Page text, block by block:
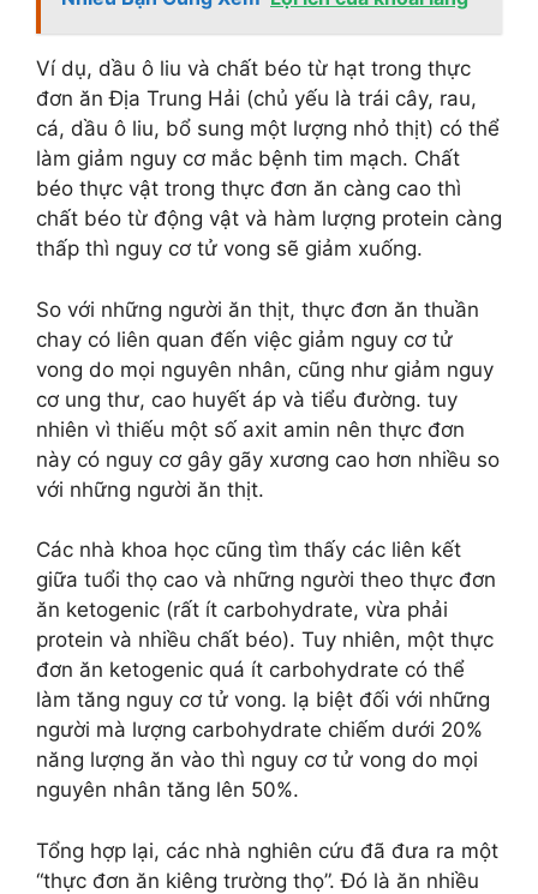
Ví dụ, dầu ô liu và chất béo từ hạt trong thực
đơn ăn Địa Trung Hải (chủ yếu là trái cây, rau,
cá, dầu ô liu, bổ sung một lượng nhỏ thịt) có thể
làm giảm nguy cơ mắc bệnh tim mạch. Chất
béo thực vật trong thực đơn ăn càng cao thì
chất béo từ động vật và hàm lượng protein càng
thấp thì nguy cơ tử vong sẽ giảm xuống.
So với những người ăn thịt, thực đơn ăn thuần
chay có liên quan đến việc giảm nguy cơ tử
vong do mọi nguyên nhân, cũng như giảm nguy
cơ ung thư, cao huyết áp và tiểu đường. tuy
nhiên vì thiếu một số axit amin nên thực đơn
này có nguy cơ gây gãy xương cao hơn nhiều so
với những người ăn thịt.
Các nhà khoa học cũng tìm thấy các liên kết
giữa tuổi thọ cao và những người theo thực đơn
ăn ketogenic (rất ít carbohydrate, vừa phải
protein và nhiều chất béo). Tuy nhiên, một thực
đơn ăn ketogenic quá ít carbohydrate có thể
làm tăng nguy cơ tử vong. lạ biệt đối với những
người mà lượng carbohydrate chiếm dưới 20%
năng lượng ăn vào thì nguy cơ tử vong do mọi
nguyên nhân tăng lên 50%.
Tổng hợp lại, các nhà nghiên cứu đã đưa ra một
“thực đơn ăn kiêng trường thọ”. Đó là ăn nhiều